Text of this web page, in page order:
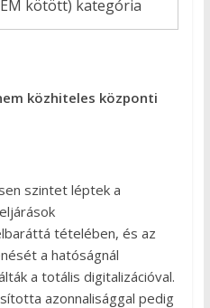
kötött) kategória
közhiteles központi
szintet léptek a
tételében, és az
a hatóságnál
a totális digitalizációval.
azonnalisággal pedig